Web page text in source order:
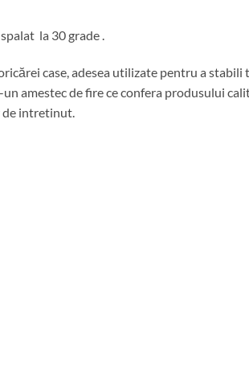
la 30 grade .
case, adesea utilizate pentru a
amestec de fire ce confera produsului
intretinut.